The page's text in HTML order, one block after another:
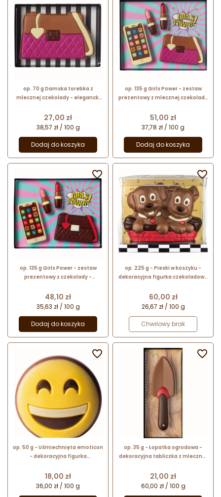
op. 70 g Damska torebka z
mlecznej czekolady - elegancki
kobiet
Cena
27,00 zł
38,57 zł / 100 g
Dodaj do koszyka
op. 135 g Girls Power - zestaw
prezentowy z mlecznej czekolady
Cena
51,00 zł
37,78 zł / 100 g
Dodaj do koszyka
op. 135 g Girls Power - zestaw
prezentowy z czekolady -
telefon
Cena
48,10 zł
35,63 zł / 100 g
Dodaj do koszyka

op. 225 g - Pieski w koszyku -
dekoracyjna figurka czekoladowa
Cena
60,00 zł
26,67 zł / 100 g
Chwilowy brak

op. 50 g - Uśmiechnięta emoticon
- dekoracyjna figurka
celofanowej
Cena
18,00 zł
36,00 zł / 100 g

op. 35 g - Łopatka ogrodowa -
dekoracyjna tabliczka z mlecznej
Cena
21,00 zł
60,00 zł / 100 g
